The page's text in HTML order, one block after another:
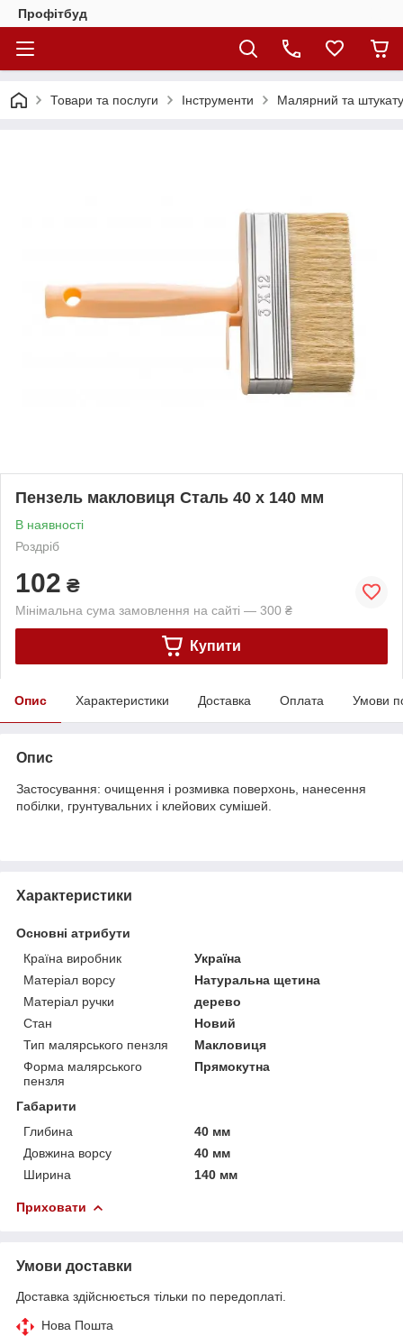
Профітбуд
Товари та послуги Інструменти Малярний та
Пензель макловиця Сталь 40 х 140 мм
В наявності
Роздріб
102 ₴
Мінімальна сума замовлення на сайті — 300 ₴
Купити
Опис Характеристики Доставка Оплата Умови
Опис
Застосування: очищення і розмивка поверхонь, нанесення
побілки, грунтувальних і клейових сумішей.
Характеристики
Основні атрибути
Країна виробник
Україна
Матеріал ворсу
Натуральна щетина
Матеріал ручки
дерево
Стан
Новий
Тип малярського пензля
Макловиця
Форма малярського
пензля
Прямокутна
Габарити
Глибина
40 мм
Довжина ворсу
40 мм
Ширина
140 мм
Приховати
Умови доставки
Доставка здійснюється тільки по передоплаті.
Нова Пошта